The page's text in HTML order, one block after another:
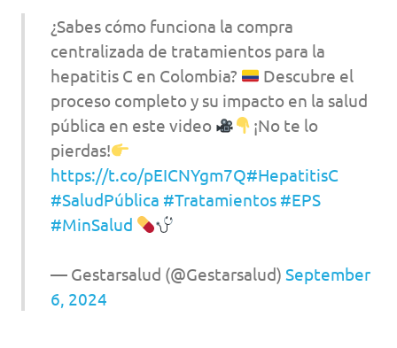
¿Sabes cómo funciona la compra
centralizada de tratamientos para la
hepatitis C en Colombia?
Descubre el
proceso completo y su impacto en la salud
pública en este video
¡No te lo
pierdas!
https://t.co/pEICNYgm7Q#HepatitisC
#SaludPública #Tratamientos #EPS
#MinSalud
— Gestarsalud (@Gestarsalud) September
6, 2024